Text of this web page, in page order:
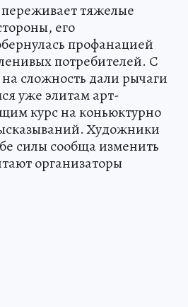
переживает тяжелые
его
профанацией
потребителей. С
сложность дали рычаги
уже элитам арт-
курс на коньюктурно
Художники
силы сообща изменить
организаторы